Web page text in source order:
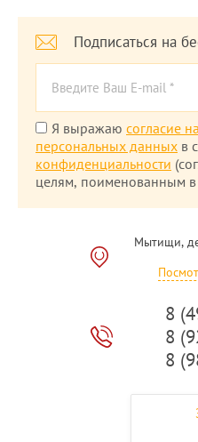
Подписаться на
Я выражаю согласие
персональных данных в
конфиденциальности
целям, поименованным в
Мытищи,
8
8
8